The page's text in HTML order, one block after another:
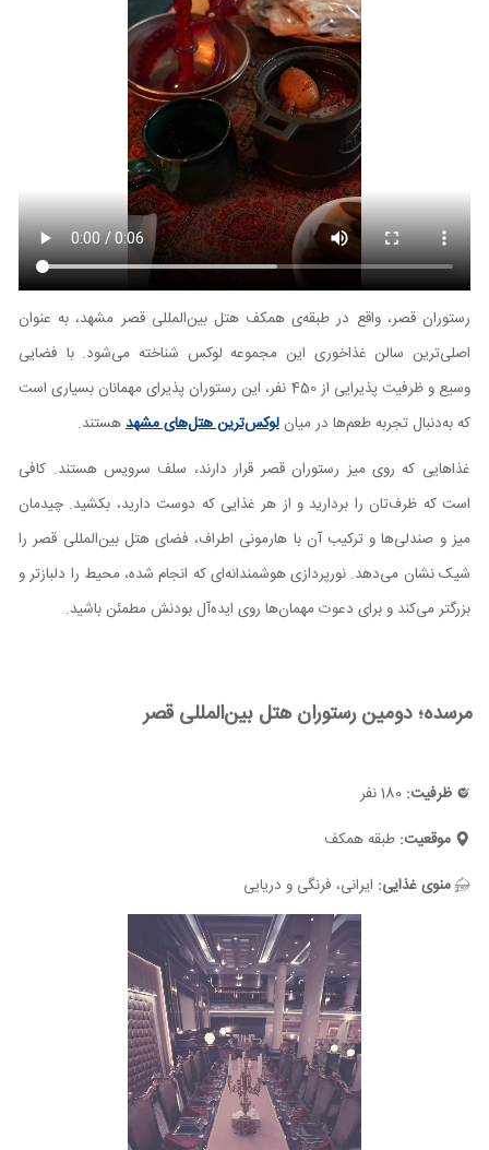
رستوران قصر، واقع در طبقه‌ی همکف هتل بین‌المللی قصر مشهد، به عنوان
اصلی‌ترین سالن غذاخوری‌ این مجموعه لوکس شناخته می‌شود. با فضایی
وسیع و ظرفیت پذیرایی از 450 نفر، این رستوران پذیرای مهمانان بسیاری است
که به‌دنبال تجربه طعم‌ها در میانلوکس‌ترین هتل‌های مشهدهستند.
غذاهایی که روی میز رستوران قصر قرار دارند، سلف سرویس هستند. کافی
است که ظرف‌تان را بردارید و از هر غذایی که دوست دارید، بکشید. چیدمان
میز و صندلی‌ها و ترکیب آن با هارمونی اطراف، فضای هتل بین‌المللی قصر را
شیک نشان می‌دهد. نورپردازی هوشمندانه‌ای که انجام شده، محیط را دلبازتر و
بزرگتر می‌کند و برای دعوت مهمان‌ها روی ایده‌آل بودنش مطمئن باشید.
مرسده؛ دومین رستوران هتل بین‌المللی قصر
ظرفیت: 180 نفر
موقعیت:طبقه همکف
منوی غذایی: ایرانی، فرنگی و دریایی